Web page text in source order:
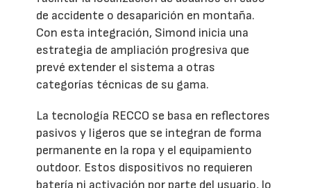
de accidente o desaparición en montaña.
Con esta integración, Simond inicia una
estrategia de ampliación progresiva que
prevé extender el sistema a otras
categorías técnicas de su gama.
La tecnología RECCO se basa en reflectores
pasivos y ligeros que se integran de forma
permanente en la ropa y el equipamiento
outdoor. Estos dispositivos no requieren
batería ni activación por parte del usuario, lo